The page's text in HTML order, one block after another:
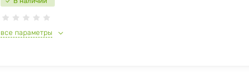
все параметры